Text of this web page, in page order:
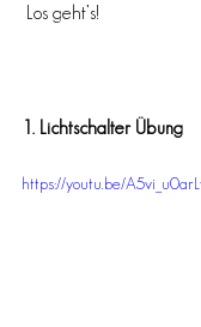
Los geht’s!
1. Lichtschalter Übung
https://youtu.be/